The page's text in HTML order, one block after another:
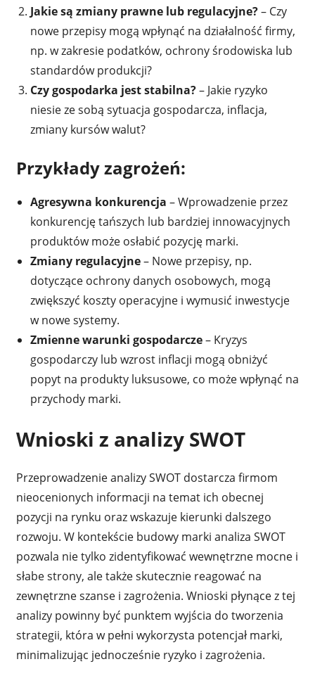
Jakie są zmiany prawne lub regulacyjne?– Czy
nowe przepisy mogą wpłynąć na działalność firmy,
np. w zakresie podatków, ochrony środowiska lub
standardów produkcji?
Czy gospodarka jest stabilna?– Jakie ryzyko
niesie ze sobą sytuacja gospodarcza, inflacja,
zmiany kursów walut?
Przykłady zagrożeń:
Agresywna konkurencja – Wprowadzenie przez
konkurencję tańszych lub bardziej innowacyjnych
produktów może osłabić pozycję marki.
Zmiany regulacyjne– Nowe przepisy, np.
dotyczące ochrony danych osobowych, mogą
zwiększyć koszty operacyjne i wymusić inwestycje
w nowe systemy.
Zmienne warunki gospodarcze– Kryzys
gospodarczy lub wzrost inflacji mogą obniżyć
popyt na produkty luksusowe, co może wpłynąć na
przychody marki.
Wnioski z analizy SWOT
Przeprowadzenie analizy SWOT dostarcza firmom
nieocenionych informacji na temat ich obecnej
pozycji na rynku oraz wskazuje kierunki dalszego
rozwoju. W kontekście budowy marki analiza SWOT
pozwala nie tylko zidentyfikować wewnętrzne mocne i
słabe strony, ale także skutecznie reagować na
zewnętrzne szanse i zagrożenia. Wnioski płynące z tej
analizy powinny być punktem wyjścia do tworzenia
strategii, która w pełni wykorzysta potencjał marki,
minimalizując jednocześnie ryzyko i zagrożenia.